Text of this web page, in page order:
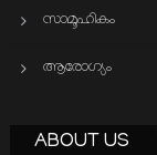
സാമൂഹികം
ആരോഗ്യം
ABOUT US